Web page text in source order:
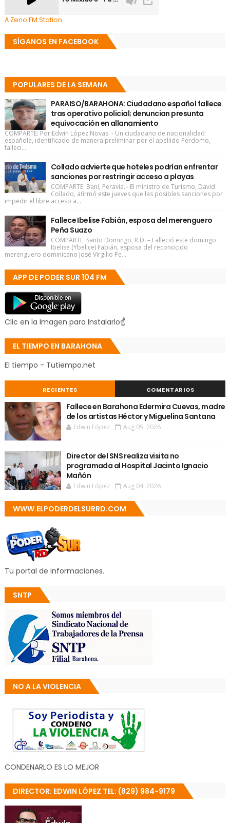
A Zeno.FM Station
SÍGANOS EN FACEBOOK
POPULARES DE LA SEMANA
PARAISO/BARAHONA: Ciudadano español fallece
tras operativo policial; denuncian presunta
equivocación en allanamiento
COMPARTE: Por:Edwin López Novas. - Un ciudadano de nacionalidad
española, identificado de manera preliminar por el apellido Perdomo,
falleci...
Collado advierte que hoteles podrían enfrentar
sanciones por restringir acceso a playas
COMPARTE: Baní, Peravia.– El ministro de Turismo, David
Collado, afirmó este jueves que las posibles sanciones por
impedir el libre acceso a...
Fallece Ibelise Fabián, esposa del merenguero
Peña Suazo
COMPARTE: Santo Domingo, R.D. – Falleció este domingo
Ibelise (Ybelice) Fabián, esposa del reconocido
merenguero dominicano José Virgilio Pe...
APP DE PODER SUR 104 FM
Clic en la Imagen para Instalarlo☝
EL TIEMPO EN BARAHONA
El tiempo - Tutiempo.net
RECIENTES COMENTARIOS
Fallece en Barahona Edermira Cuevas, madre
de los artistas Héctor y Miguelina Santana
Edwin López Aug 05, 2026
Director del SNS realiza visita no
programada al Hospital Jacinto Ignacio
Mañón
Edwin López Aug 04, 2026
WWW.ELPODERDELSURRD.COM
Tu portal de informaciones.
SNTP
NO A LA VIOLENCIA
CONDENARLO ES LO MEJOR
DIRECTOR: EDWIN LÓPEZ TEL: (829) 984-9179